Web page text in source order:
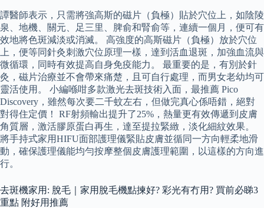
譚醫師表示，只需將強高斯的磁片（負極）貼於穴位上，如陰陵
泉、地機、關元、足三里、脾俞和腎俞等，連續一個月，便可有
效地將色斑減淡或消滅。 高強度的高斯磁片（負極）放於穴位
上，便等同針灸刺激穴位原理一樣，達到活血退斑，加強血流與
微循環，同時有效提高自身免疫能力。 最重要的是，有別於針
灸，磁片治療並不會帶來痛楚，且可自行處理，而男女老幼均可
靈活使用。 小編喺咁多款激光去斑技術入面，最推薦 Pico
Discovery，雖然每次要二千蚊左右，但做完真心係唔錯，絕對
對得住定價！ RF射頻輸出提升了25%，熱量更有效傳遞到皮膚
角質層，激活膠原蛋白再生，達至提拉緊緻，淡化細紋效果。
將手持式家用HIFU面部護理儀緊貼皮膚並循同一方向輕柔地滑
動，確保護理儀能均勻按摩整個皮膚護理範圍，以這樣的方向進
行。
去斑機家用: 脫毛｜家用脫毛機點揀好? 彩光有冇用? 買前必睇3
重點 附好用推薦